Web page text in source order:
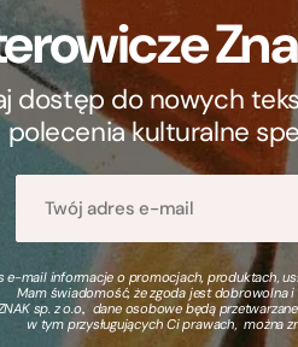
dostęp do nowych
polecenia kulturalne
mail informacje o promocjach, produktach,
Mam świadomość, że zgoda jest dobrowolna
sp. z o.o., dane osobowe będą
w tym przysługujących Ci prawach, można